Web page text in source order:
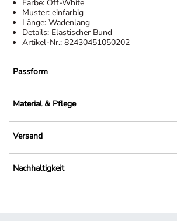
Farbe: Off-White
Muster: einfarbig
Länge: Wadenlang
Details: Elastischer Bund
Artikel-Nr.: 82430451050202
Passform
Material & Pflege
Versand
Nachhaltigkeit